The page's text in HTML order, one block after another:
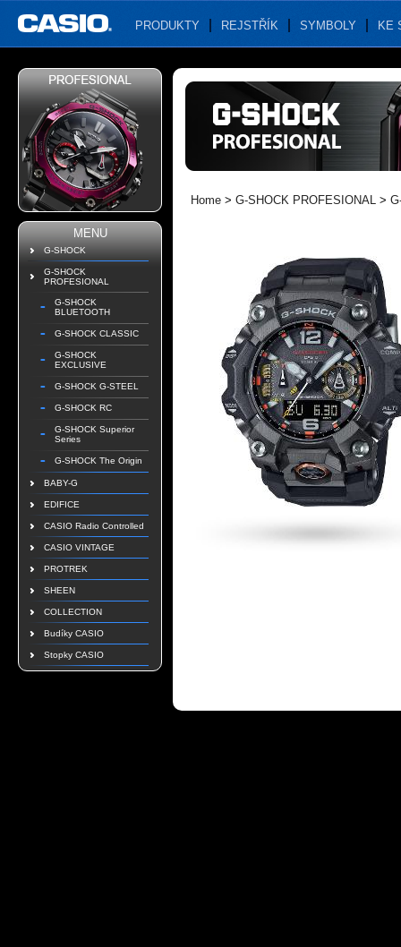
PRODUKTY REJSTŘÍK SYMBOLY KE
MENU
G-SHOCK
G-SHOCK
PROFESIONAL
G-SHOCK
BLUETOOTH
G-SHOCK CLASSIC
G-SHOCK
EXCLUSIVE
G-SHOCK G-STEEL
G-SHOCK RC
G-SHOCK Superior
Series
G-SHOCK The Origin
BABY-G
EDIFICE
CASIO Radio Controlled
CASIO VINTAGE
PROTREK
SHEEN
COLLECTION
Budíky CASIO
Stopky CASIO
Home > G-SHOCK PROFESIONAL >